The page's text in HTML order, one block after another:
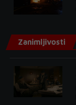
Zanimljivosti